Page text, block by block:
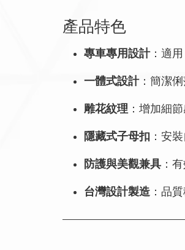
產品特色
專車專用設計：適
一體式設計：簡潔
雕花紋理 ：增加細
隱藏式子母扣 ：安
防護與美觀兼具 ：
台灣設計製造 ：品